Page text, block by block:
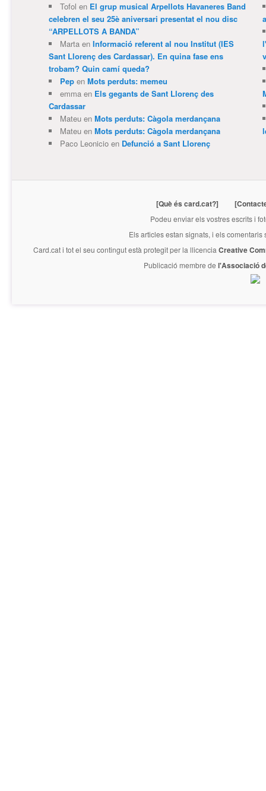
Tofol en El grup musical Arpellots Havaneres Band
celebren el seu 25è aniversari presentat el nou disc
“ARPELLOTS A BANDA”
Martaen Informació referent al nou Institut (IES
Sant Llorenç des Cardassar). En quina fase ens
trobam? Quin camí queda?
Pepen Mots perduts: memeu
emmaen Els gegants de Sant Llorenç des
Cardassar
Mateuen Mots perduts: Càgola merdançana
Mateuen Mots perduts: Càgola merdançana
Paco Leonicioen Defunció a Sant Llorenç
[Què és card.cat?]
Podeu enviar els vostres escrits i
Els articles estan signats, i els
Card.cati tot el seu contingut està protegit per la llicencia Creative
Publicació membre de l'Associació